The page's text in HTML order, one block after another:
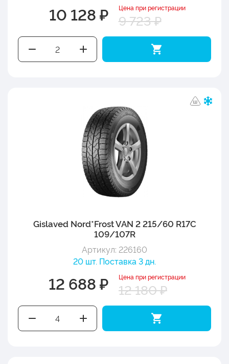
10 128 ₽ Цена при регистрации
9 723 ₽
Gislaved Nord*Frost VAN 2 215/60 R17C
109/107R
Артикул: 226160
20 шт. Поставка 3 дн.
12 688 ₽ Цена при регистрации
12 180 ₽